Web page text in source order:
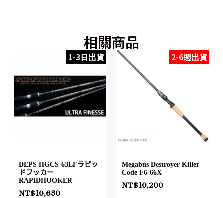
相關商品
1-3日出貨
DEPS HGCS-63LFラピッ
ドフッカー
RAPIDHOOKER
NT$10,650
2-6週出貨
Megabus Destroyer Killer
Code F6-66X
NT$10,200